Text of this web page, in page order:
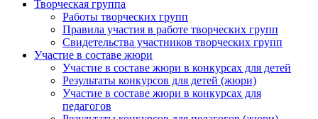
Творческая группа
Работы творческих групп
Правила участия в работе творческих групп
Свидетельства участников творческих групп
Участие в составе жюри
Участие в составе жюри в конкурсах для детей
Результаты конкурсов для детей (жюри)
Участие в составе жюри в конкурсах для
педагогов